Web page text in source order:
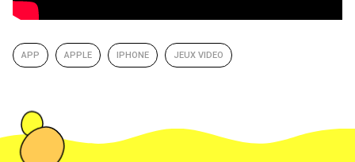
APP APPLE IPHONE JEUX VIDEO